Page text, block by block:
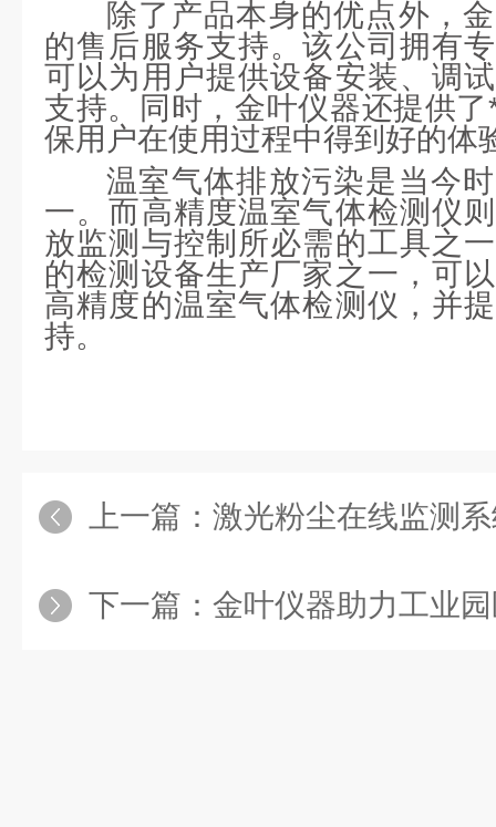
除了产品本身的优点外，
的售后服务支持。该公司拥有
可以为用户提供设备安装、调
支持。同时，金叶仪器还提供
保用户在使用过程中得到好的体
温室气体排放污染是当今
一。而高精度温室气体检测仪
放监测与控制所必需的工具之
的检测设备生产厂家之一，可
高精度的温室气体检测仪，并
持。
上一篇： 激光粉尘在线监测
下一篇： 金叶仪器助力工业